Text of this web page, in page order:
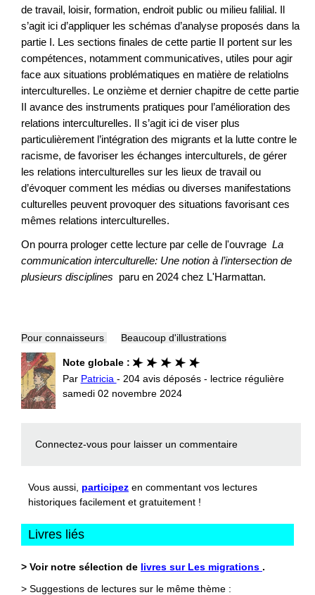
de travail, loisir, formation, endroit public ou milieu falilial. Il
s’agit ici d’appliquer les schémas d’analyse proposés dans la
partie I. Les sections finales de cette partie II portent sur les
compétences, notamment communicatives, utiles pour agir
face aux situations problématiques en matière de relatiolns
interculturelles. Le onzième et dernier chapitre de cette partie
II avance des instruments pratiques pour l’amélioration des
relations interculturelles. Il s’agit ici de viser plus
particulièrement l’intégration des migrants et la lutte contre le
racisme, de favoriser les échanges interculturels, de gérer
les relations interculturelles sur les lieux de travail ou
d’évoquer comment les médias ou diverses manifestations
culturelles peuvent provoquer des situations favorisant ces
mêmes relations interculturelles.
On pourra prologer cette lecture par celle de l'ouvrage La
communication interculturelle: Une notion à l’intersection de
plusieurs disciplines paru en 2024 chez L'Harmattan.
Pour connaisseurs Beaucoup d'illustrations
Note globale :
Par Patricia - 204 avis déposés - lectrice régulière
samedi 02 novembre 2024
Connectez-vous pour laisser un commentaire
Vous aussi, participez en commentant vos lectures
historiques facilement et gratuitement !
Livres liés
> Voir notre sélection de livres sur Les migrations .
> Suggestions de lectures sur le même thème :